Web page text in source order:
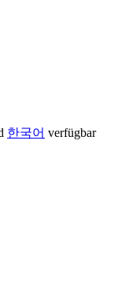
한국어 verfügbar